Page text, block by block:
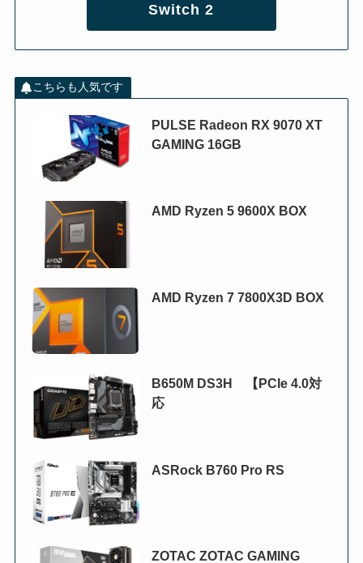
Switch 2
こちらも人気です
PULSE Radeon RX 9070 XT
GAMING 16GB
AMD Ryzen 5 9600X BOX
AMD Ryzen 7 7800X3D BOX
B650M DS3H 【PCIe 4.0対
応
ASRock B760 Pro RS
ZOTAC ZOTAC GAMING